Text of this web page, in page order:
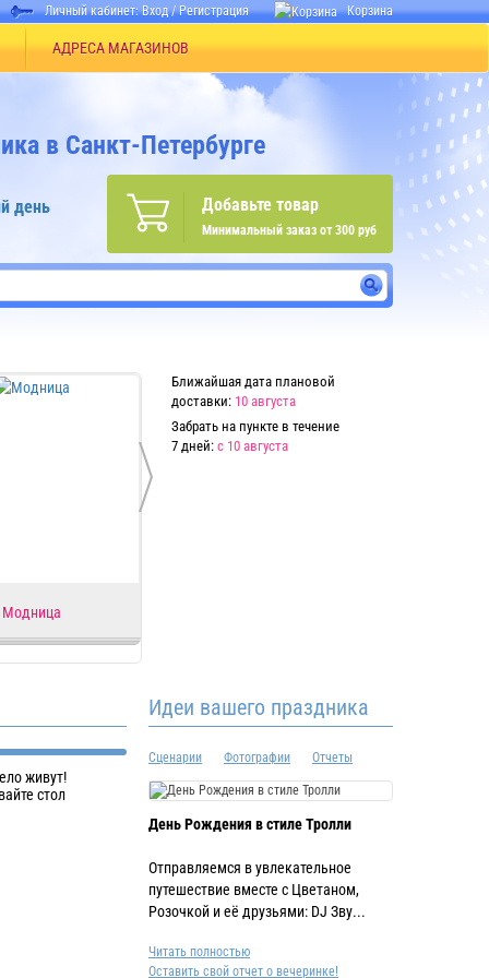
Личный кабинет:Вход/Регистрация Корзина
АДРЕСА МАГАЗИНОВ
в Санкт-Петербурге
Добавьте товар
Минимальный заказ от 300 руб
день
Модница
Ближайшая дата плановой
доставки: 10 августа
Забрать на пункте в течение
7 дней: с 10 августа
Идеи вашего праздника
Сценарии Фотографии Отчеты
День Рождения в стиле Тролли
Отправляемся в увлекательное
путешествие вместе с Цветаном,
Розочкой и её друзьями: DJ Зву...
Читать полностью
Оставить свой отчет о вечеринке!
живут!
стол